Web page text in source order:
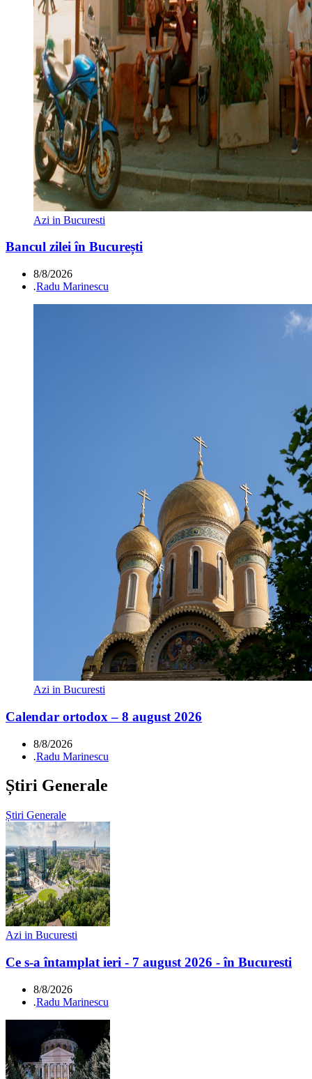
Azi in Bucuresti
Bancul zilei în București
8/8/2026
.Radu Marinescu
Azi in Bucuresti
Calendar ortodox – 8 august 2026
8/8/2026
.Radu Marinescu
Știri Generale
Știri Generale
Azi in Bucuresti
Ce s-a întamplat ieri - 7 august 2026 - în Bucuresti
8/8/2026
.Radu Marinescu